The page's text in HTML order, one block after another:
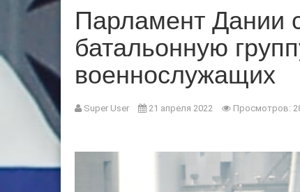
Парламент Дании
батальонную
военнослужащих
Super User 21 апреля 2022 Просмотров: